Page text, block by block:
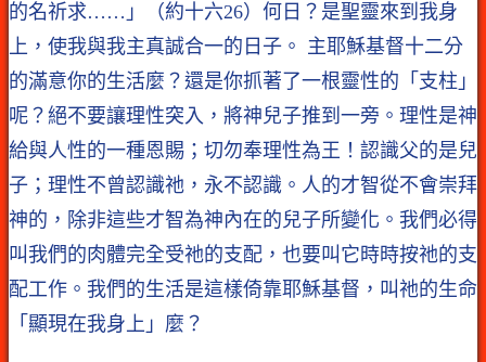
的名祈求……」（約十六26）何日？是聖靈來到我身
上，使我與我主真誠合一的日子。 主耶穌基督十二分
的滿意你的生活麼？還是你抓著了一根靈性的「支柱」
呢？絕不要讓理性突入，將神兒子推到一旁。理性是神
給與人性的一種恩賜；切勿奉理性為王！認識父的是兒
子；理性不曾認識祂，永不認識。人的才智從不會崇拜
神的，除非這些才智為神內在的兒子所變化。我們必得
叫我們的肉體完全受祂的支配，也要叫它時時按祂的支
配工作。我們的生活是這樣倚靠耶穌基督，叫祂的生命
「顯現在我身上」麼？